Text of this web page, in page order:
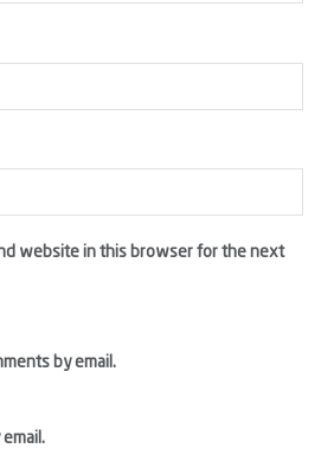
website in this browser for the next
by email.